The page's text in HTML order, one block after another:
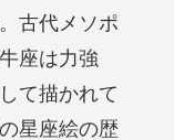
古代メソポ
座は力強
て描かれて
星座絵の歴